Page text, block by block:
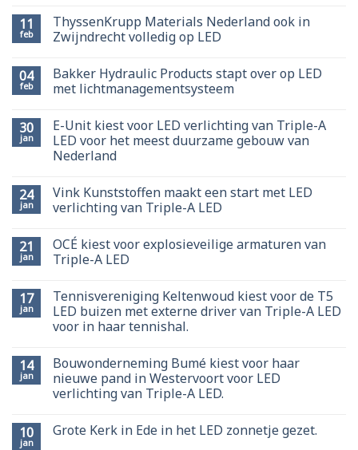
11
feb
ThyssenKrupp Materials Nederland ook in
Zwijndrecht volledig op LED
04
feb
Bakker Hydraulic Products stapt over op LED
met lichtmanagementsysteem
30
jan
E-Unit kiest voor LED verlichting van Triple-A
LED voor het meest duurzame gebouw van
Nederland
24
jan
Vink Kunststoffen maakt een start met LED
verlichting van Triple-A LED
21
jan
OCÉ kiest voor explosieveilige armaturen van
Triple-A LED
17
jan
Tennisvereniging Keltenwoud kiest voor de T5
LED buizen met externe driver van Triple-A LED
voor in haar tennishal.
14
jan
Bouwonderneming Bumé kiest voor haar
nieuwe pand in Westervoort voor LED
verlichting van Triple-A LED.
10
jan
Grote Kerk in Ede in het LED zonnetje gezet.